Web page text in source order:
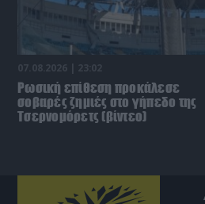
07.08.2026 | 23:02
Ρωσική επίθεση προκάλεσε
σοβαρές ζημιές στο γήπεδο της
Τσερνομόρετς (βίντεο)